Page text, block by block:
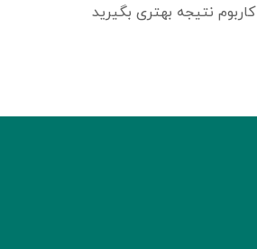
کاربوم نتیجه بهتری بگیرید